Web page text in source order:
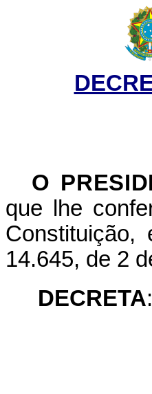
O
que lhe
14.645, de 2
DECRETA: